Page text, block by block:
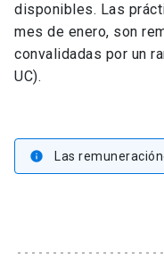
disponibles. Las
mes de enero, son
convalidadas por un
UC).
info Las